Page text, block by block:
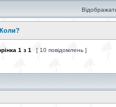
1 з 1 [ 10 повідомлень ]